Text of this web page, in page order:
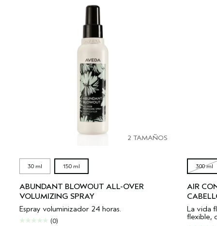
2 TAMAÑOS
30 ml 150 ml
ABUNDANT BLOWOUT ALL-OVER
VOLUMIZING SPRAY
Espray voluminizador 24 horas.
(0)
300 ml
AIR
La vida
flexible,